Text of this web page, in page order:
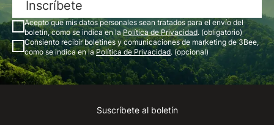
Inscríbete
Acepto que mis datos personales sean tratados para el envío del
boletín, como se indica en laPolítica de Privacidad. (obligatorio)
Consiento recibir boletines y comunicaciones de marketing de 3Bee,
como se indica en laPolítica de Privacidad. (opcional)
Instagram
Facebook
Linkedin
Youtube
Suscríbete al boletín